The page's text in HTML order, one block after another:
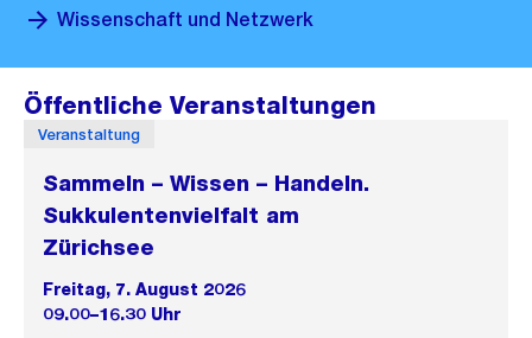
Wissenschaft und Netzwerk
Öffentliche Veranstaltungen
Veranstaltung
Sammeln – Wissen – Handeln.
Sukkulentenvielfalt am
Zürichsee
Freitag, 7. August 2026
09.00–16.30 Uhr